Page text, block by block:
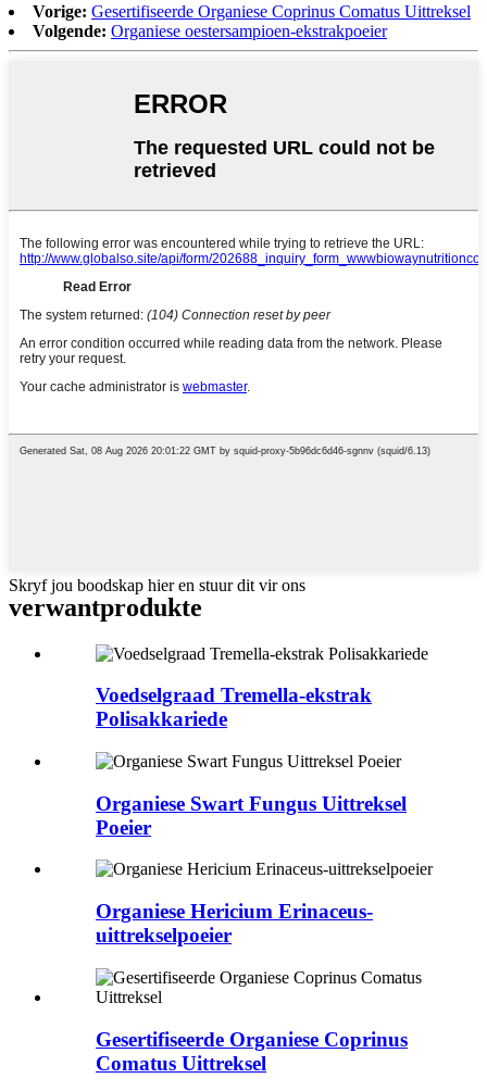
Vorige: Gesertifiseerde Organiese Coprinus Comatus Uittreksel
Volgende: Organiese oestersampioen-ekstrakpoeier
Skryf jou boodskap hier en stuur dit vir ons
verwantprodukte
Voedselgraad Tremella-ekstrak
Polisakkariede
Organiese Swart Fungus Uittreksel
Poeier
Organiese Hericium Erinaceus-
uittrekselpoeier
Gesertifiseerde Organiese Coprinus
Comatus Uittreksel